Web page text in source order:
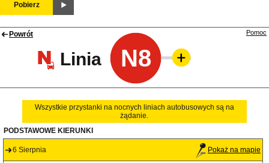
Pobierz
Powrót
Linia N8
Pomoc
Wszystkie przystanki na nocnych liniach autobusowych są na
żądanie.
PODSTAWOWE KIERUNKI
6 Sierpnia Pokaż na mapie